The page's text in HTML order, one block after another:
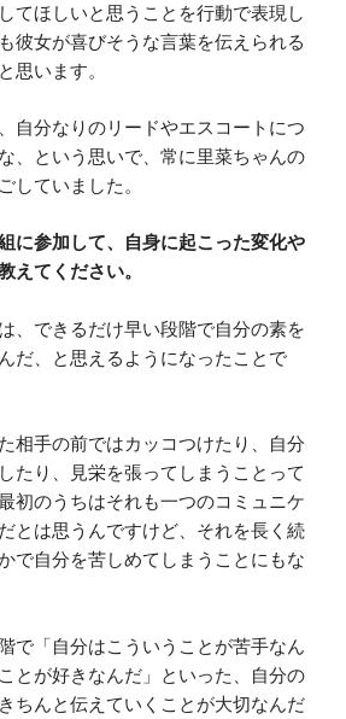
てほしいと思うことを行動で表現し
彼女が喜びそうな言葉を伝えられる
思います。
自分なりのリードやエスコートにつ
、という思いで、常に里菜ちゃんの
していました。
参加して、自身に起こった変化や
えてください。
、できるだけ早い段階で自分の素を
だ、と思えるようになったことで
相手の前ではカッコつけたり、自分
たり、見栄を張ってしまうことって
初のうちはそれも一つのコミュニケ
とは思うんですけど、それを長く続
で自分を苦しめてしまうことにもな
で「自分はこういうことが苦手なん
とが好きなんだ」といった、自分の
ちんと伝えていくことが大切なんだ